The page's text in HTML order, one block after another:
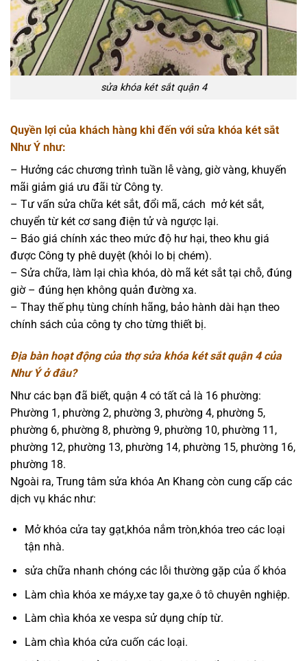
sửa khóa két sắt quận 4
Quyền lợi của khách hàng khi đến với sửa khóa két sắt
Như Ý như:
– Hưởng các chương trình tuần lễ vàng, giờ vàng, khuyến
mãi giảm giá ưu đãi từ Công ty.
– Tư vấn sửa chữa két sắt, đổi mã, cách mở két sắt,
chuyển từ két cơ sang điện tử và ngược lại.
– Báo giá chính xác theo mức độ hư hại, theo khu giá
được Công ty phê duyệt (khỏi lo bị chém).
– Sửa chữa, làm lại chìa khóa, dò mã két sắt tại chỗ, đúng
giờ – đúng hẹn không quản đường xa.
– Thay thế phụ tùng chính hãng, bảo hành dài hạn theo
chính sách của công ty cho từng thiết bị.
Địa bàn hoạt động của thợ sửa khóa két sắt quận 4 của
Như Ý ở đâu?
Như các bạn đã biết, quận 4 có tất cả là 16 phường:
Phường 1, phường 2, phường 3, phường 4, phường 5,
phường 6, phường 8, phường 9, phường 10, phường 11,
phường 12, phường 13, phường 14, phường 15, phường 16,
phường 18.
Ngoài ra, Trung tâm sửa khóa An Khang còn cung cấp các
dịch vụ khác như:
Mở khóa cửa tay gạt,khóa nắm tròn,khóa treo các loại
tận nhà.
sửa chữa nhanh chóng các lỗi thường gặp của ổ khóa
Làm chìa khóa xe máy,xe tay ga,xe ô tô chuyên nghiệp.
Làm chìa khóa xe vespa sử dụng chíp từ.
Làm chìa khóa cửa cuốn các loại.